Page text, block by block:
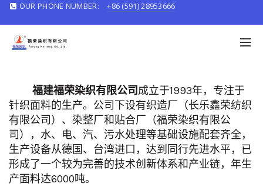
OUR PHONE NUMBER: +86 (591) 28953666
福建福荣染织有限公司成立于1993年，专注于
针织面料的生产。公司下设有织造厂（长乐鑫荣纺织
有限公司）、染整厂和贴合厂（福荣染织有限公
司），水、电、汽、污水处理等基础设施配套齐全，
生产设备从德国、台湾进口，达到同行先进水平，已
形成了一个较为完善的技术创新体系和产业链，年生
产面料达6000吨。